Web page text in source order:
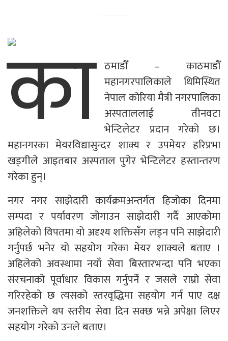
का ठमाडौँ – काठमाडौँ
महानगरपालिकाले थिमिस्थित
नेपाल कोरिया मैत्री नगरपालिका
अस्पताललाई तीनवटा
भेन्टिलेटर प्रदान गरेको छ।
महानगरका मेयरविद्यासुन्दर शाक्य र उपमेयर हरिप्रभा
खड्गीले आइतबार अस्पताल पुगेर भेन्टिलेटर हस्तान्तरण
गरेका हुन्।
नगर नगर साझेदारी कार्यक्रमअन्तर्गत हिजोका दिनमा
सम्पदा र पर्यावरण जोगाउन साझेदारी गर्दै आएकोमा
अहिलेको विपतमा यो अदृश्य शक्तिसँग लड्न पनि साझेदारी
गर्नुपर्छ भनेर यो सहयोग गरेका मेयर शाक्यले बताए ।
अहिलेको अवस्थामा नयाँ सेवा बिस्तारभन्दा पनि भएका
संरचनाको पूर्वाधार विकास गर्नुपर्ने र जसले राम्रो सेवा
गरिरहेको छ त्यसको स्तरवृद्धिमा सहयोग गर्न पाए दक्ष
जनशक्तिले थप स्तरीय सेवा दिन सक्छ भन्ने अपेक्षा लिएर
सहयोग गरेको उनले बताए।